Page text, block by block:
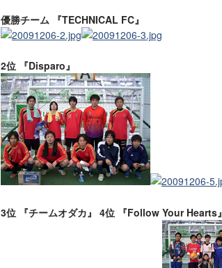
優勝チーム 『TECHNICAL FC』
2位 『Disparo』
3位 『チームオダカ』 4位 『Follow Your Hearts』